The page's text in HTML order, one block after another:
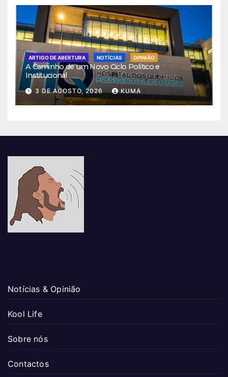
ARTIGO DE ABERTURA NOTÍCIAS OPINIÃO
A Caminho de um Novo Ciclo Político e
Institucional
3 DE AGOSTO, 2026 KUMA
Notícias & Opinião
Kool Life
Sobre nós
Contactos